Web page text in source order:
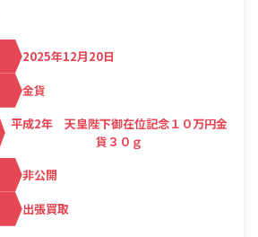
2025年12月20日
金貨
平成2年 天皇陛下御在位記念１０万円金
貨３０ｇ
非公開
出張買取